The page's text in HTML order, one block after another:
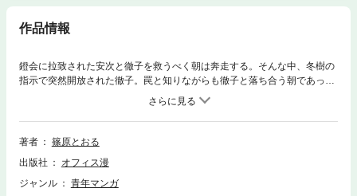
作品情報
鐙会に拉致された安次と徹子を救うべく朝は奔走する。そんな中、冬樹の
指示で突然開放された徹子。罠と知りながらも徹子と落ち合う朝であった
が、潜伏先に決めたラブホテルが次々と包囲されていく……徹子の服に発
信機が仕込まれていたのだ。周囲を固められ、さらに冬樹率いる鐙会の強
者がホテル内を強襲！！ ついに物置部屋にまで追い詰められた朝と徹
子。その扉に開けられた穴から放り込まれたのは……手榴弾であった！？
いていた。クライマックス目前！ 蠢くどす黒い意志を感じながら、父の
無念を晴らすため、《八尾の軍鶏》こと岩瀬朝が巨悪と闘う！ 第13巻
著者
篠原とおる
出版社
オフィス漫
ジャンル
青年マンガ